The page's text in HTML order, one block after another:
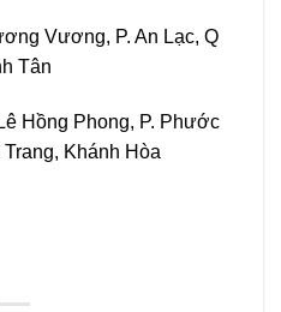
Vương, P. An Lạc, Q
Tân
Hồng Phong, P. Phước
Trang, Khánh Hòa